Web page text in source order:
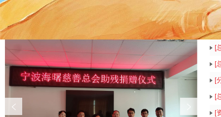
新闻资讯 +更多
[
[
[
[
[